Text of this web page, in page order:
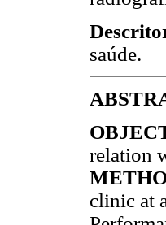
saúde.
relation
clinic at